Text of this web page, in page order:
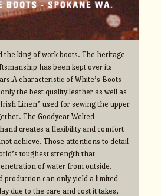
the king of work boots. The heritage
has been kept over its
characteristic of White’s Boots
the best quality leather as well as
Linen” used for sewing the upper
The Goodyear Welted
creates a flexibility and comfort
achieve. Those attentions to detail
toughest strength that
of water from outside.
production can only yield a limited
due to the care and cost it takes,